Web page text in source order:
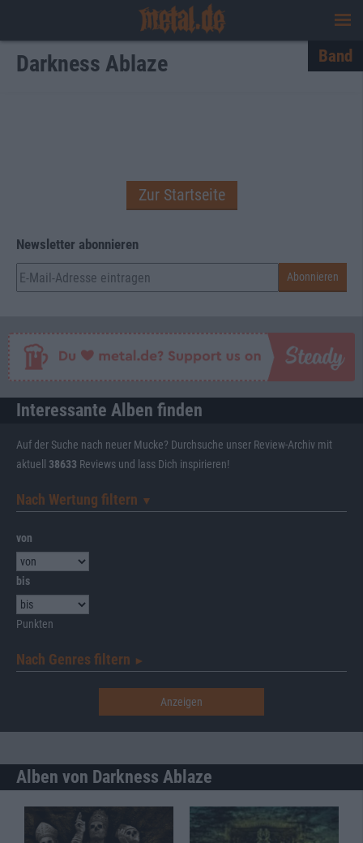
Darkness Ablaze Band
Zur Startseite
Newsletter abonnieren
Interessante Alben finden
Auf der Suche nach neuer Mucke? Durchsuche unser Review-Archiv mit
aktuell 38633 Reviews und lass Dich inspirieren!
Nach Wertung filtern ▼︎
von
bis
Punkten
Nach Genres filtern ►︎
Alben von Darkness Ablaze